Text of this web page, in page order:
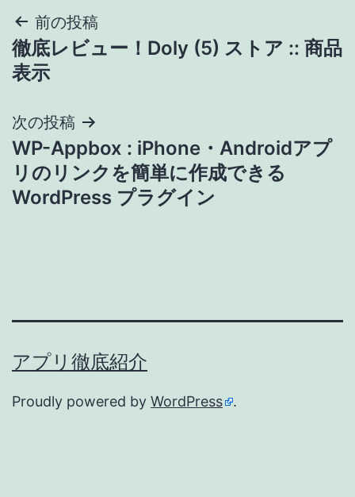
投
稿
ビ
ゲ
ー
ン
前の投稿
徹底レビュー！Doly (5) ストア :: 商品
表示
次の投稿
WP-Appbox : iPhone・Androidアプ
リのリンクを簡単に作成できる
WordPress プラグイン
アプリ徹底紹介
Proudly powered by WordPress .